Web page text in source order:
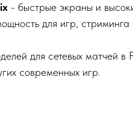
- быстрые экраны и
для игр, стриминга
для сетевых матчей
современных игр.